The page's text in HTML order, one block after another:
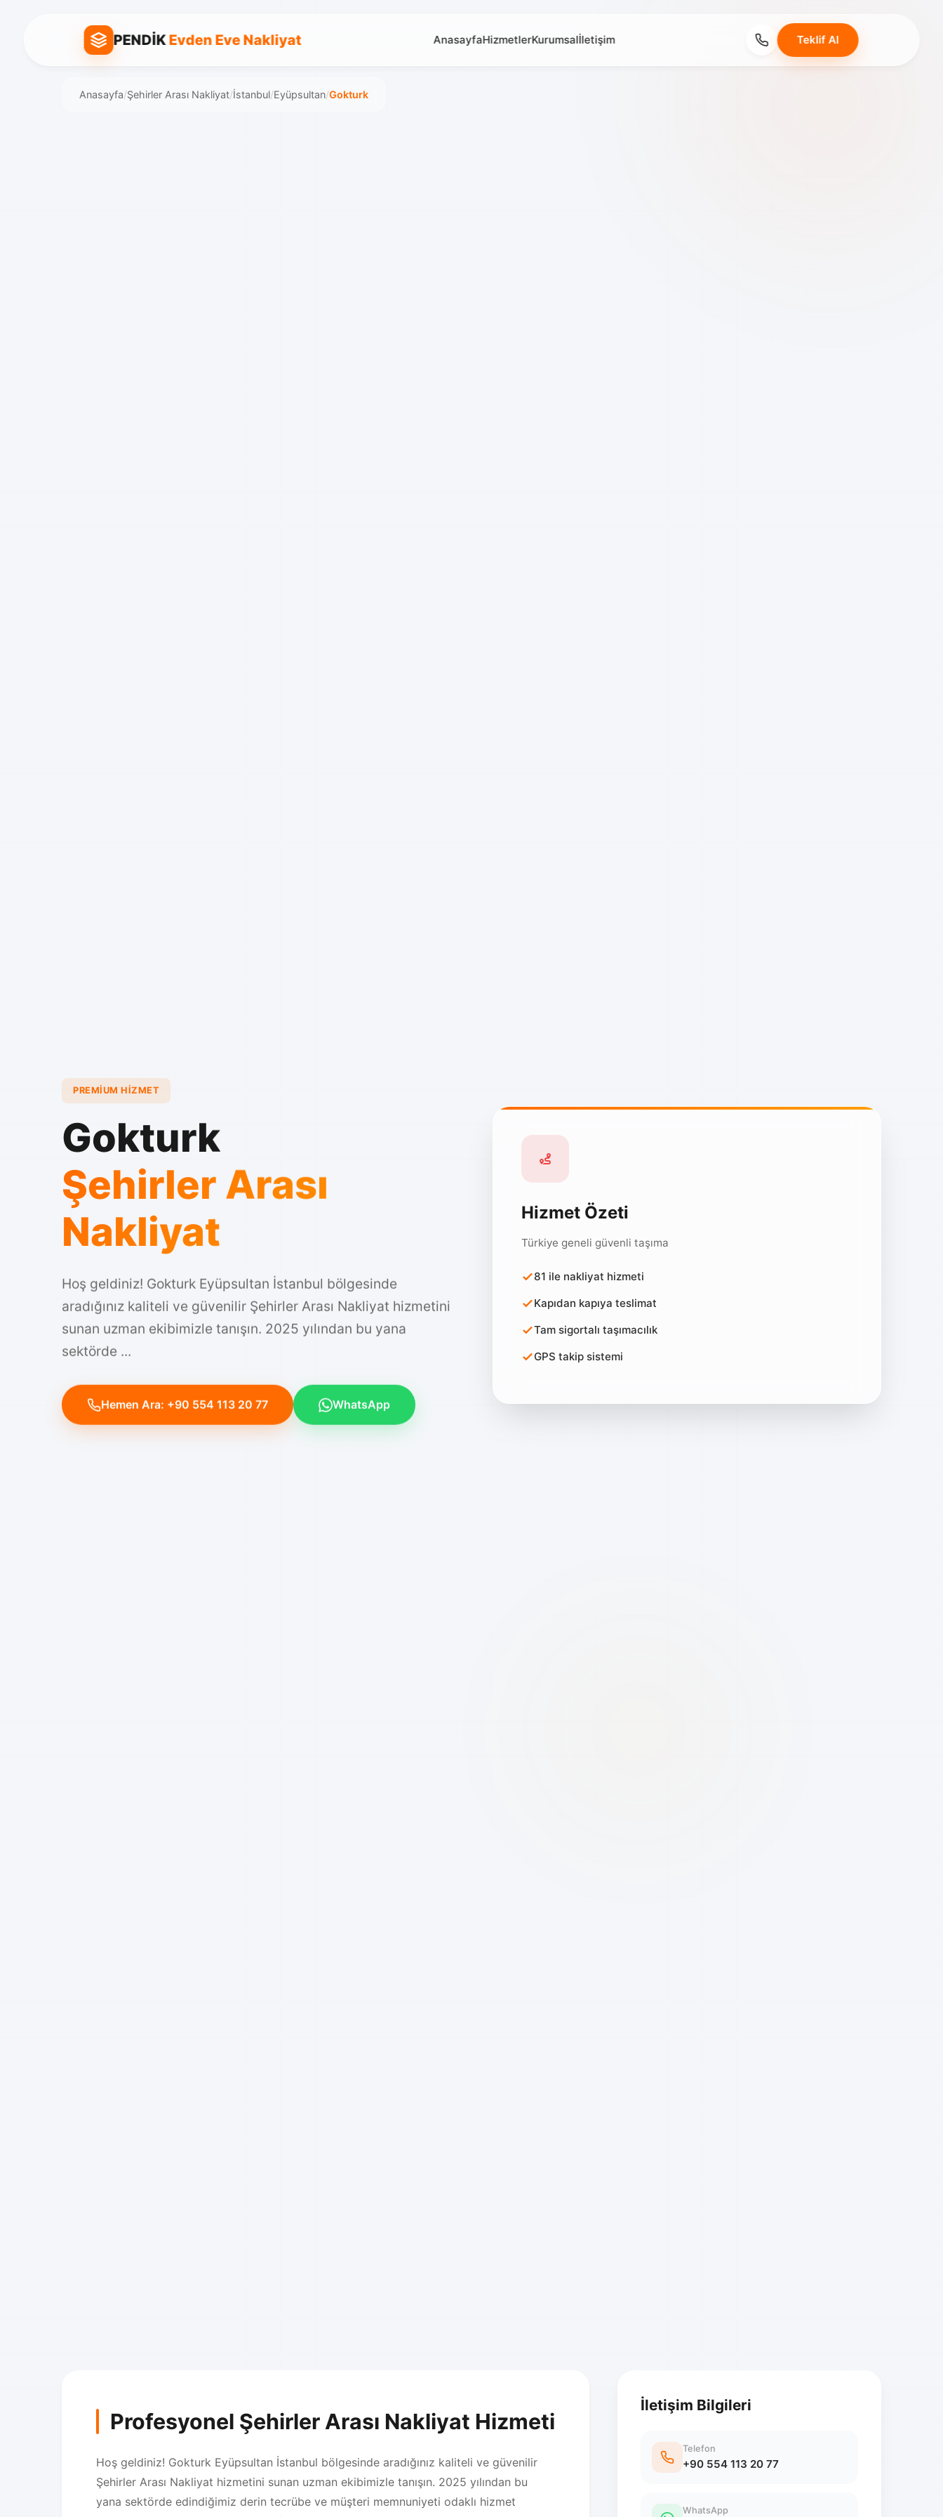
PENDİKEvden Eve Nakliyat AnasayfaHizmetlerKurumsalİletişim Teklif Al
Anasayfa/Şehirler Arası Nakliyat/İstanbul/Eyüpsultan/Gokturk
PREMIUM HIZMET
Gokturk
Şehirler Arası
Nakliyat
Hoş geldiniz! Gokturk Eyüpsultan İstanbul bölgesinde
aradığınız kaliteli ve güvenilir Şehirler Arası Nakliyat hizmetini
sunan uzman ekibimizle tanışın. 2025 yılından bu yana
sektörde ...
Hemen Ara: +90 554 113 20 77 WhatsApp
Hizmet Özeti
Türkiye geneli güvenli taşıma
81 ile nakliyat hizmeti
Kapıdan kapıya teslimat
Tam sigortalı taşımacılık
GPS takip sistemi
Profesyonel Şehirler Arası Nakliyat Hizmeti
Hoş geldiniz! Gokturk Eyüpsultan İstanbul bölgesinde aradığınız kaliteli ve güvenilir
Şehirler Arası Nakliyat hizmetini sunan uzman ekibimizle tanışın. 2025 yılından bu
yana sektörde edindiğimiz derin tecrübe ve müşteri memnuniyeti odaklı hizmet
İletişim Bilgileri
Telefon
+90 554 113 20 77
WhatsApp